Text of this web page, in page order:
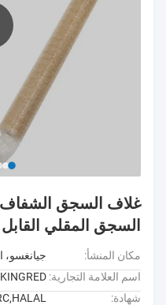
غلاف السجق الشفاف
السجق المقلي القابل
مكان المنشأ:
جيانغسو،
اسم العلامة التجارية: KINGRED
شهادة: